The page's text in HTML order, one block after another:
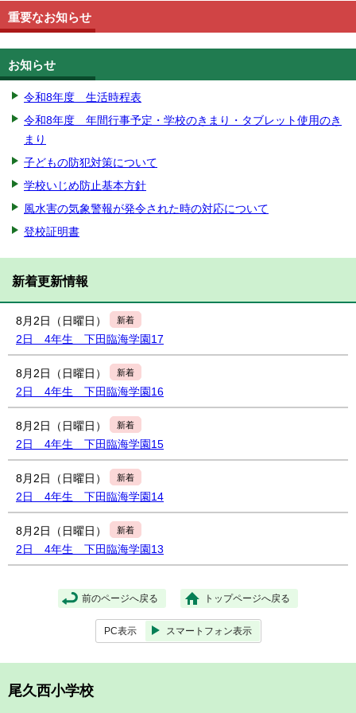
重要なお知らせ
お知らせ
令和8年度 生活時程表
令和8年度 年間行事予定・学校のきまり・タブレット使用のき
まり
子どもの防犯対策について
学校いじめ防止基本方針
風水害の気象警報が発令された時の対応について
登校証明書
新着更新情報
8月2日（日曜日） 新着
2日 4年生 下田臨海学園17
8月2日（日曜日） 新着
2日 4年生 下田臨海学園16
8月2日（日曜日） 新着
2日 4年生 下田臨海学園15
8月2日（日曜日） 新着
2日 4年生 下田臨海学園14
8月2日（日曜日） 新着
2日 4年生 下田臨海学園13
前のページへ戻る トップページへ戻る
PC表示 スマートフォン表示
尾久西小学校